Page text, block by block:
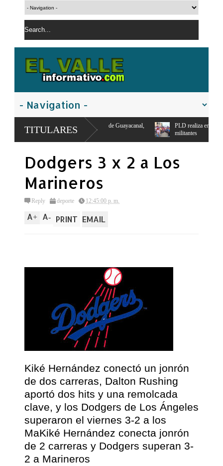
TITULARES
de familias de Guayacanal,
PLD realiza en San Juan Jornada de Esfuerzo
Dodgers 3 x 2 a Los
Marineros
Reply deporte 12:45:00 p. m.
A+ A- PRINT EMAIL
Kiké Hernández conectó un jonrón
de dos carreras, Dalton Rushing
aportó dos hits y una remolcada
clave, y los Dodgers de Los Ángeles
superaron el viernes 3-2 a los
MaKiké Hernández conecta jonrón
de 2 carreras y Dodgers superan 3-
2 a Marineros